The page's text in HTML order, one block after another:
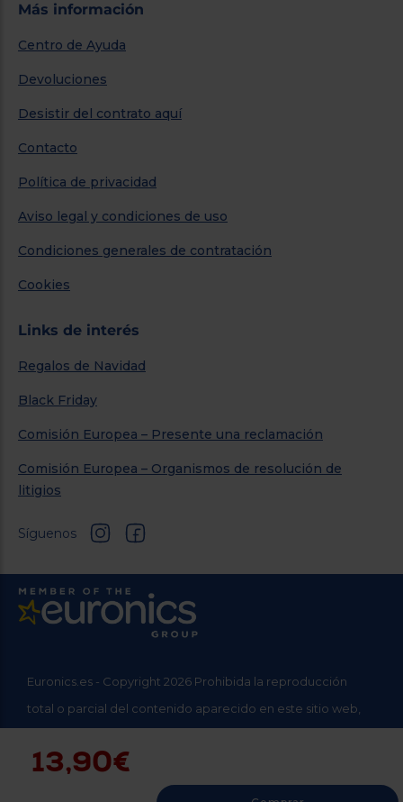
13,90€
Más información
Centro de Ayuda
Devoluciones
Desistir del contrato aquí
Contacto
Política de privacidad
Aviso legal y condiciones de uso
Condiciones generales de contratación
Cookies
Links de interés
Regalos de Navidad
Black Friday
Comisión Europea – Presente una reclamación
Comisión Europea – Organismos de resolución de
litigios
Síguenos
Euronics.es - Copyright 2026 Prohibida la reproducción
total o parcial del contenido aparecido en este sitio web,
* Datos agregados del grupo Sinersis